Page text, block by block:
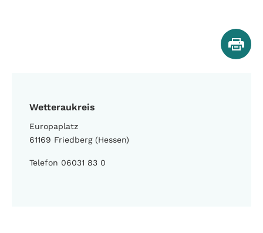
Wetteraukreis
Europaplatz
61169 Friedberg (Hessen)
Telefon 06031 83 0